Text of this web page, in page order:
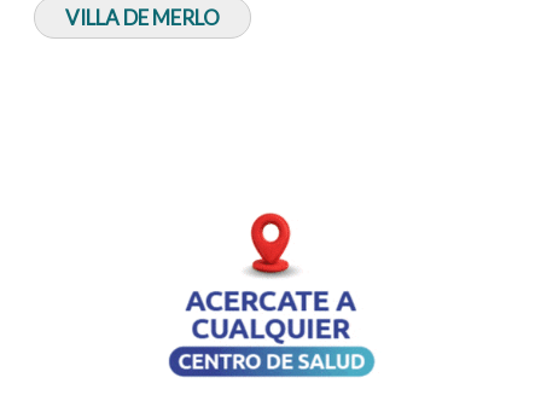
VILLA DE MERLO